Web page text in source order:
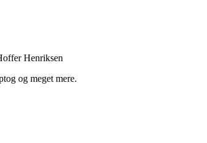
Henriksen
og meget mere.